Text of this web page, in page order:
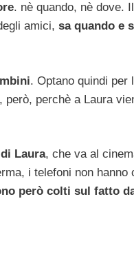
. nè quando, nè dove.
amici, sa quando e
. Optano quindi per
però, perchè a Laura
Laura, che va al
i telefoni non hanno
però colti sul fatto